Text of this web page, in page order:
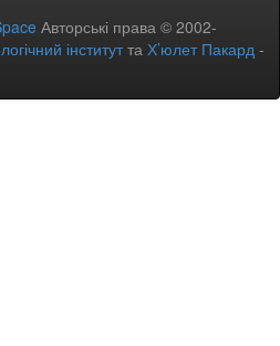
Авторські права © 2002-
інститутта Х’юлет Пакард -